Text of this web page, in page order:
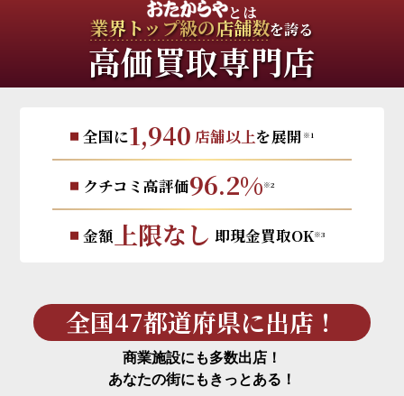
とは
業界トップ級の店舗数を誇る
高価買取専門店
全国に1,940 店舗以上を展開 ※1
クチコミ高評価96.2%※2
金額 上限なし 即現金買取OK※3
全国47都道府県に出店！
商業施設にも多数出店！
あなたの街にもきっとある！